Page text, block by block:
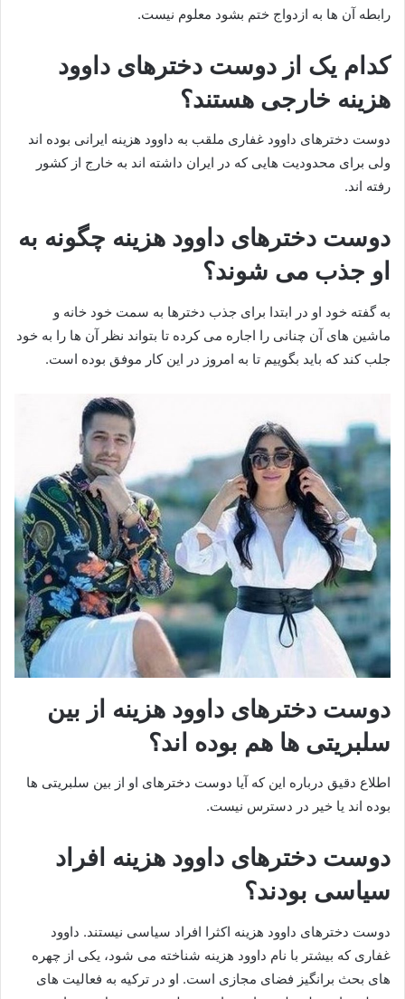
رابطه آن ها به ازدواج ختم بشود معلوم نیست.
کدام یک از دوست دخترهای داوود
هزینه خارجی هستند؟
دوست دخترهای داوود غفاری ملقب به داوود هزینه ایرانی بوده اند
ولی برای محدودیت هایی که در ایران داشته اند به خارج از کشور
رفته اند.
دوست دخترهای داوود هزینه چگونه به
او جذب می شوند؟
به گفته خود او در ابتدا برای جذب دخترها به سمت خود خانه و
ماشین های آن چنانی را اجاره می کرده تا بتواند نظر آن ها را به خود
جلب کند که باید بگوییم تا به امروز در این کار موفق بوده است.
دوست دخترهای داوود هزینه از بین
سلبریتی ها هم بوده اند؟
اطلاع دقیق درباره این که آیا دوست دخترهای او از بین سلبریتی ها
بوده اند یا خیر در دسترس نیست.
دوست دخترهای داوود هزینه افراد
سیاسی بودند؟
دوست دخترهای داوود هزینه اکثرا افراد سیاسی نیستند. داوود
غفاری که بیشتر با نام داوود هزینه شناخته می‌ شود، یکی از چهره‌
های بحث‌ برانگیز فضای مجازی است. او در ترکیه به فعالیت‌ های